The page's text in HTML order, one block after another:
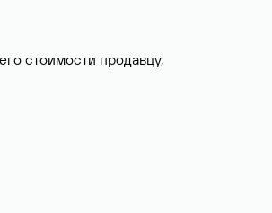
стоимости продавцу,